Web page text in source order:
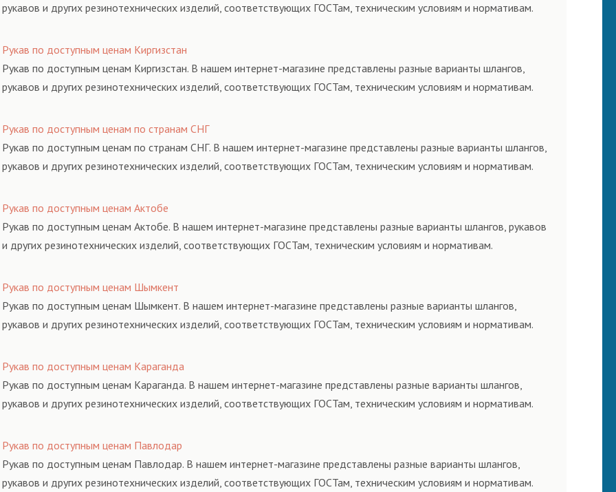
рукавов и других резинотехнических изделий, соответствующих ГОСТам, техническим условиям и нормативам.
Рукав по доступным ценам Киргизстан
Рукав по доступным ценам Киргизстан. В нашем интернет-магазине представлены разные варианты шлангов,
рукавов и других резинотехнических изделий, соответствующих ГОСТам, техническим условиям и нормативам.
Рукав по доступным ценам по странам СНГ
Рукав по доступным ценам по странам СНГ. В нашем интернет-магазине представлены разные варианты шлангов,
рукавов и других резинотехнических изделий, соответствующих ГОСТам, техническим условиям и нормативам.
Рукав по доступным ценам Актобе
Рукав по доступным ценам Актобе. В нашем интернет-магазине представлены разные варианты шлангов, рукавов
и других резинотехнических изделий, соответствующих ГОСТам, техническим условиям и нормативам.
Рукав по доступным ценам Шымкент
Рукав по доступным ценам Шымкент. В нашем интернет-магазине представлены разные варианты шлангов,
рукавов и других резинотехнических изделий, соответствующих ГОСТам, техническим условиям и нормативам.
Рукав по доступным ценам Караганда
Рукав по доступным ценам Караганда. В нашем интернет-магазине представлены разные варианты шлангов,
рукавов и других резинотехнических изделий, соответствующих ГОСТам, техническим условиям и нормативам.
Рукав по доступным ценам Павлодар
Рукав по доступным ценам Павлодар. В нашем интернет-магазине представлены разные варианты шлангов,
рукавов и других резинотехнических изделий, соответствующих ГОСТам, техническим условиям и нормативам.